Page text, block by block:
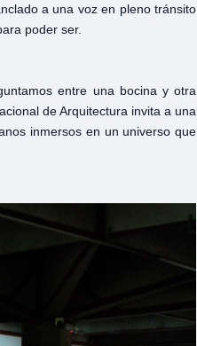
a una voz en pleno tránsito
poder ser.
entre una bocina y otra
de Arquitectura invita a una
inmersos en un universo que